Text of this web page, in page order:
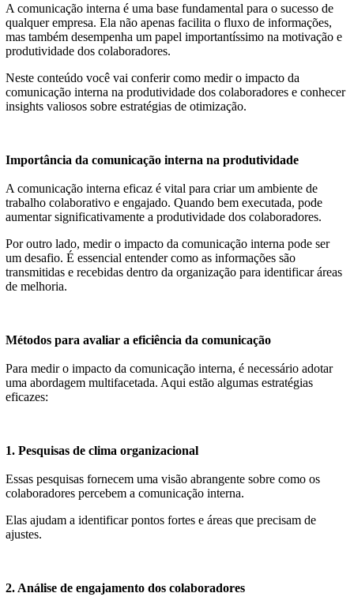
A comunicação interna é uma base fundamental para o sucesso de
qualquer empresa. Ela não apenas facilita o fluxo de informações,
mas também desempenha um papel importantíssimo na motivação e
produtividade dos colaboradores.
Neste conteúdo você vai conferir como medir o impacto da
comunicação interna na produtividade dos colaboradores e conhecer
insights valiosos sobre estratégias de otimização.
Importância da comunicação interna na produtividade
A comunicação interna eficaz é vital para criar um ambiente de
trabalho colaborativo e engajado. Quando bem executada, pode
aumentar significativamente a produtividade dos colaboradores.
Por outro lado, medir o impacto da comunicação interna pode ser
um desafio. É essencial entender como as informações são
transmitidas e recebidas dentro da organização para identificar áreas
de melhoria.
Métodos para avaliar a eficiência da comunicação
Para medir o impacto da comunicação interna, é necessário adotar
uma abordagem multifacetada. Aqui estão algumas estratégias
eficazes:
1. Pesquisas de clima organizacional
Essas pesquisas fornecem uma visão abrangente sobre como os
colaboradores percebem a comunicação interna.
Elas ajudam a identificar pontos fortes e áreas que precisam de
ajustes.
2. Análise de engajamento dos colaboradores